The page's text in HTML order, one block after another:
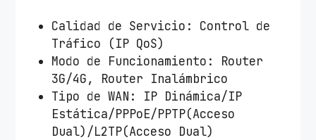
Calidad de Servicio: Control de
Tráfico (IP QoS)
Modo de Funcionamiento: Router
3G/4G, Router Inalámbrico
Tipo de WAN: IP Dinámica/IP
Estática/PPPoE/PPTP(Acceso
Dual)/L2TP(Acceso Dual)